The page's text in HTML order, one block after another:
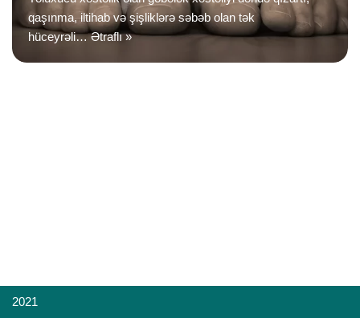
qaşınma, iltihab və şişliklərə səbəb olan tək
hüceyrəli…Ətraflı »
2021